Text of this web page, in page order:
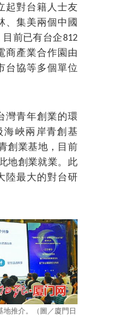
起對台籍人士友
、集美兩個中國
前已有台企812
商產業合作園由
台協等多個單位
灣青年創業的環
海峽兩岸青創基
創業基地，目前
地創業就業。此
陸最大的對台研
地推介。（圖／廈門日